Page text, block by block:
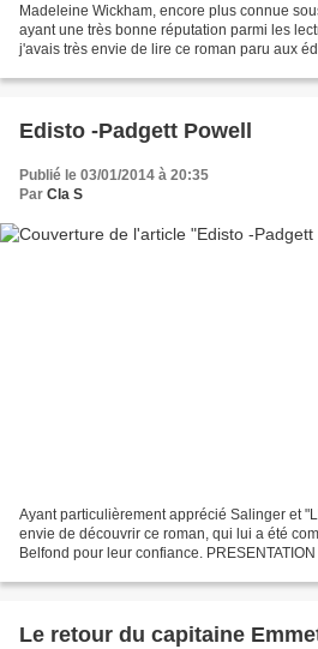
Madeleine Wickham, encore plus connue
ayant une très bonne réputation parmi les
j'avais très envie de lire ce roman paru aux
Edisto -Padgett Powell
Publié le 03/01/2014 à 20:35
Par Cla S
Ayant particulièrement apprécié Salinger et
envie de découvrir ce roman, qui lui a été
Belfond pour leur confiance.
Le retour du capitaine